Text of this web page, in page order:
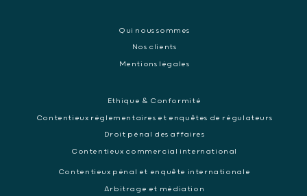
Qui nous sommes
Nos clients
Mentions légales
Ethique & Conformité
Contentieux réglementaires et enquêtes de régulateurs
Droit pénal des affaires
Contentieux commercial international
Contentieux pénal et enquête internationale
Arbitrage et médiation